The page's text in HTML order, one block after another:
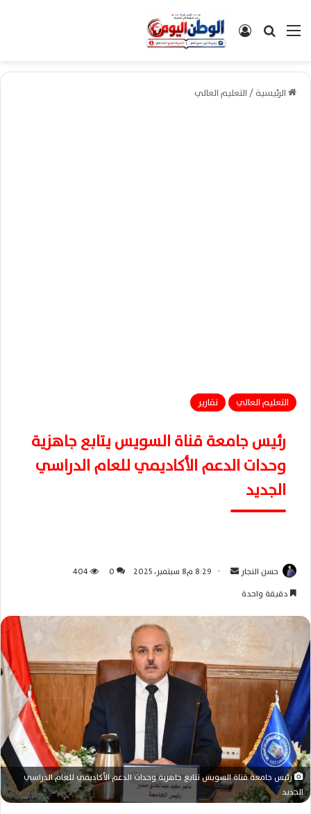
القائمةبحث عن تسجيل الدخول
الرئيسية/التعليم العالي
التعليم العالي تقارير
رئيس جامعة قناة السويس يتابع جاهزية
وحدات الدعم الأكاديمي للعام الدراسي
الجديد
حسن النجار
ر
ي
ك
ت
ر
و
8:29 م8 سبتمبر، 2025 0
404
دقيقة واحدة
رئيس جامعة قناة السويس تتابع جاهزية وحدات الدعم الأكاديمي للعام الدراسي
الجديد